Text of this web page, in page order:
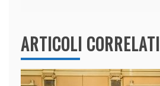
ARTICOLI CORRELATI